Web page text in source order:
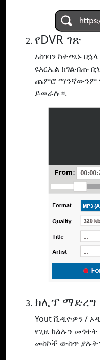
የDVR ገጽ
አስገባን ከተጫኑ
ዩአርኤል ከገልብጡ
ጨምሮ ማንኛውንም
ይመራሉ።.
ክሊፕ ማድረግ
Yout ቪዲዮዎን /
የጊዜ ክልሉን
መስኮች ውስጥ